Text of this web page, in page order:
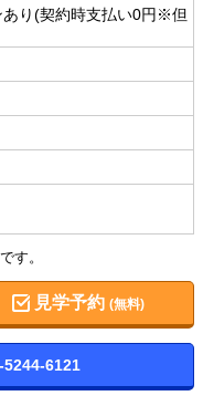
り(契約時支払い0円※但
す。
見学予約(無料)
5244-6121